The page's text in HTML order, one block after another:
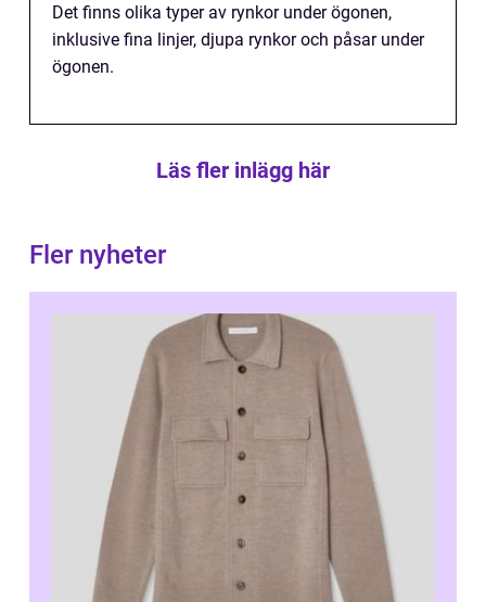
Det finns olika typer av rynkor under ögonen,
inklusive fina linjer, djupa rynkor och påsar under
ögonen.
Läs fler inlägg här
Fler nyheter